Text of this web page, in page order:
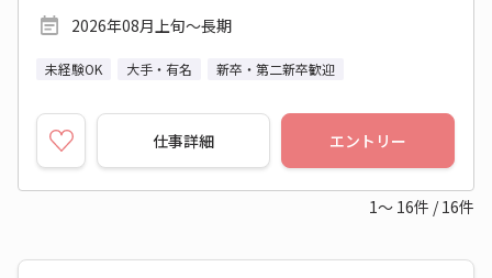
2026年08月上旬～長期
未経験OK 大手・有名 新卒・第二新卒歓迎
仕事詳細 エントリー
1～ 16件 / 16件